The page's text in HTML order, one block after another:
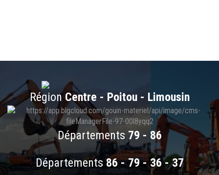
Région Centre - Poitou - Limousin
Départements 79 - 86
Départements86 - 79 - 36 - 37